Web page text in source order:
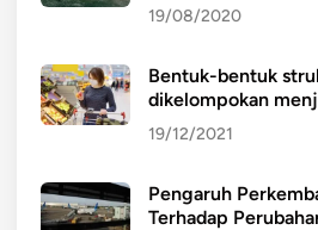
19/08/2020
Bentuk-bentuk
dikelompokan
19/12/2021
Pengaruh
Terhadap